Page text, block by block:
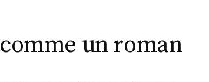
comme un roman